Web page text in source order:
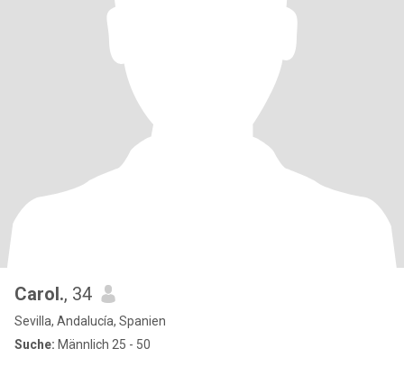
Carol., 34
Sevilla, Andalucía, Spanien
Suche: Männlich 25 - 50